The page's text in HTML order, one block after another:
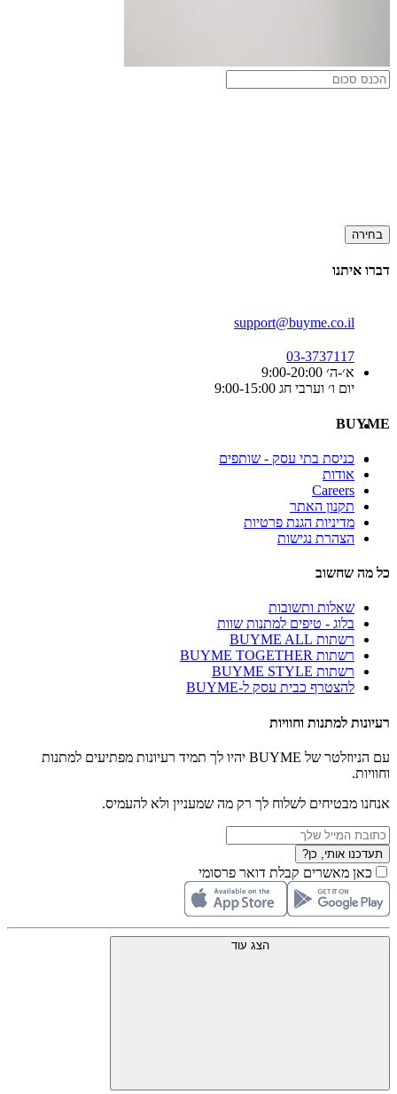
בחירה
דברו איתנו
support@buyme.co.il
03-3737117
א׳-ה׳ 9:00-20:00
יום ו׳ וערבי חג 9:00-15:00
BUYME
כניסת בתי עסק - שותפים
אודות
Careers
תקנון האתר
מדיניות הגנת פרטיות
הצהרת נגישות
כל מה שחשוב
שאלות ותשובות
בלוג - טיפים למתנות שוות
רשתות BUYME ALL
רשתות BUYME TOGETHER
רשתות BUYME STYLE
להצטרף כבית עסק ל-BUYME
רעיונות למתנות וחוויות
עם הניוזלטר של BUYME יהיו לך תמיד רעיונות מפתיעים למתנות
וחוויות.
אנחנו מבטיחים לשלוח לך רק מה שמעניין ולא להעמיס.
תעדכנו אותי, כן?
כאן מאשרים קבלת דואר פרסומי
הצג עוד